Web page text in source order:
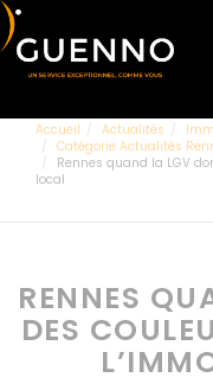
Accueil Actualités
Catégorie Actualités
Rennes quand la LGV
local
RENNES
DES